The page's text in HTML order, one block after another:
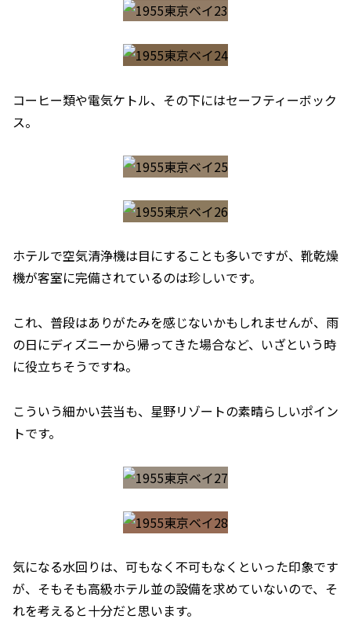
コーヒー類や電気ケトル、その下にはセーフティーボック
ス。
ホテルで空気清浄機は目にすることも多いですが、靴乾燥
機が客室に完備されているのは珍しいです。
これ、普段はありがたみを感じないかもしれませんが、雨
の日にディズニーから帰ってきた場合など、いざという時
に役立ちそうですね。
こういう細かい芸当も、星野リゾートの素晴らしいポイン
トです。
気になる水回りは、可もなく不可もなくといった印象です
が、そもそも高級ホテル並の設備を求めていないので、そ
れを考えると十分だと思います。